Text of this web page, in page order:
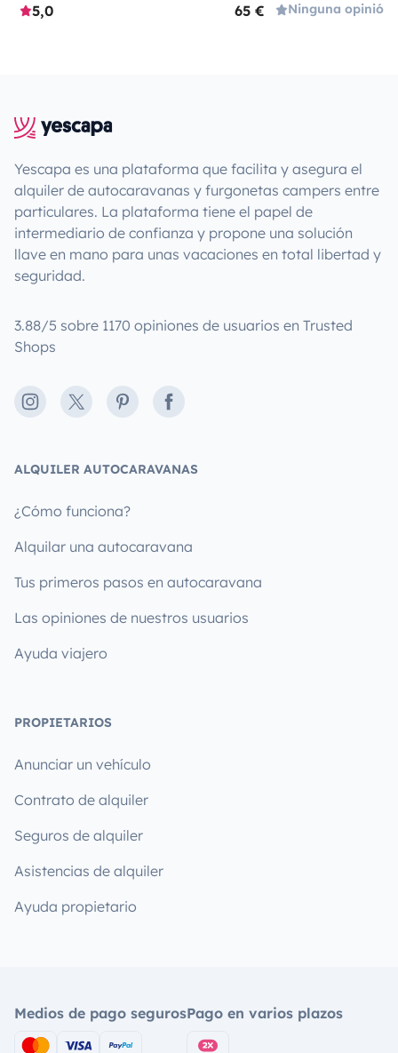
5,0
65 € Ninguna opinión
Yescapa es una plataforma que facilita y asegura el
alquiler de autocaravanas y furgonetas campers entre
particulares. La plataforma tiene el papel de
intermediario de confianza y propone una solución
llave en mano para unas vacaciones en total libertad y
seguridad.
3.88/5 sobre 1170 opiniones de usuarios en Trusted
Shops
Instagram
X PinterestFacebook
ALQUILER AUTOCARAVANAS
¿Cómo funciona?
Alquilar una autocaravana
Tus primeros pasos en autocaravana
Las opiniones de nuestros usuarios
Ayuda viajero
PROPIETARIOS
Anunciar un vehículo
Contrato de alquiler
Seguros de alquiler
Asistencias de alquiler
Ayuda propietario
Medios de pago segurosPago en varios plazos